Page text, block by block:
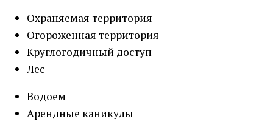
Охраняемая территория
Огороженная территория
Круглогодичный доступ
Лес
Водоем
Арендные каникулы